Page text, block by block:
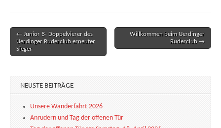
Post navigation
← Junior B- Doppelvierer des
Uerdinger Ruderclub erneuter
Sieger
Willkommen beim Uerdinger
Ruderclub →
NEUSTE BEITRÄGE
Unsere Wanderfahrt 2026
Anrudern und Tag der offenen Tür